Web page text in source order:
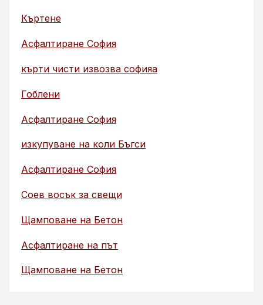
Къртене
Асфалтиране София
кърти чисти извозва софияа
Гоблени
Асфалтиране София
изкупуване на коли Бъгси
Асфалтиране София
Соев восък за свещи
Щамповане на Бетон
Асфалтиране на път
Щамповане на Бетон